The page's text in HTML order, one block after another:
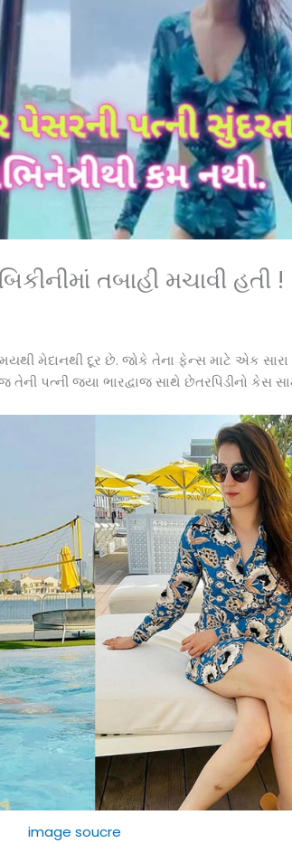
તબાહી મચાવી હતી !
મેદાનથી દૂર છે. જોકે તેના ફેન્સ માટે એક
પત્ની જયા ભારદ્વાજ સાથે છેતરપિંડીનો કેસ
image soucre